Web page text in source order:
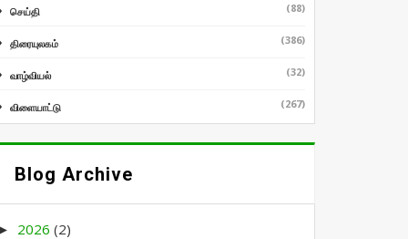
செய்தி (88)
திரையுலகம் (386)
வாழ்வியல் (32)
விளையாட்டு (267)
Blog Archive
► 2026(2)